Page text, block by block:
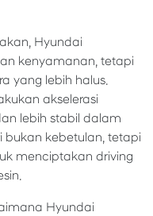
Hyundai
kenyamanan, tetapi
yang lebih halus.
akselerasi
lebih stabil dalam
bukan kebetulan, tetapi
menciptakan driving
Hyundai